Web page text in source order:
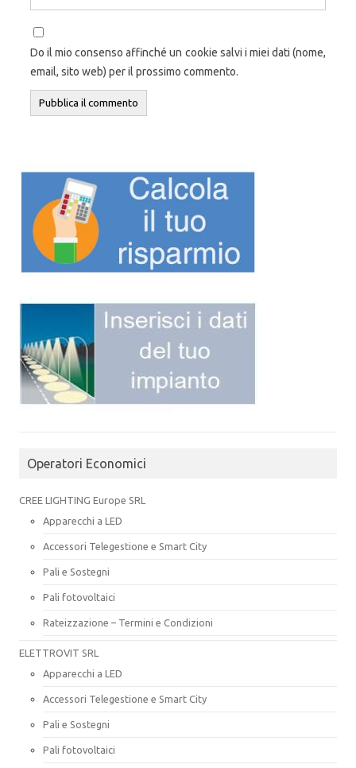
Do il mio consenso affinché un cookie salvi i miei dati (nome,
email, sito web) per il prossimo commento.
Operatori Economici
CREE LIGHTING Europe SRL
Apparecchi a LED
Accessori Telegestione e Smart City
Pali e Sostegni
Pali fotovoltaici
Rateizzazione – Termini e Condizioni
ELETTROVIT SRL
Apparecchi a LED
Accessori Telegestione e Smart City
Pali e Sostegni
Pali fotovoltaici